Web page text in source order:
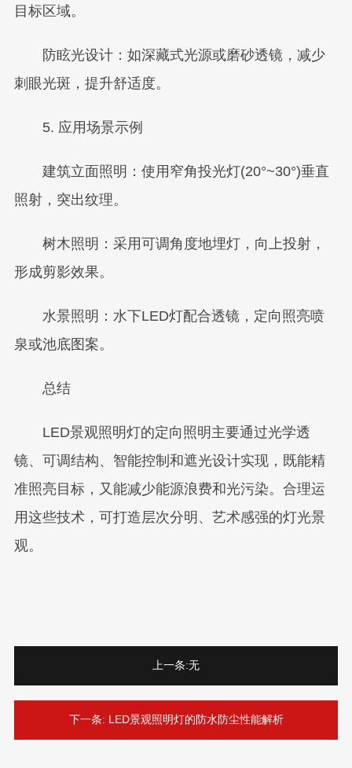
目标区域。
防眩光设计：如深藏式光源或磨砂透镜，减少
刺眼光斑，提升舒适度。
5. 应用场景示例
建筑立面照明：使用窄角投光灯(20°~30°)垂直
照射，突出纹理。
树木照明：采用可调角度地埋灯，向上投射，
形成剪影效果。
水景照明：水下LED灯配合透镜，定向照亮喷
泉或池底图案。
总结
LED景观照明灯的定向照明主要通过光学透
镜、可调结构、智能控制和遮光设计实现，既能精
准照亮目标，又能减少能源浪费和光污染。合理运
用这些技术，可打造层次分明、艺术感强的灯光景
观。
上一条:无
下一条: LED景观照明灯的防水防尘性能解析